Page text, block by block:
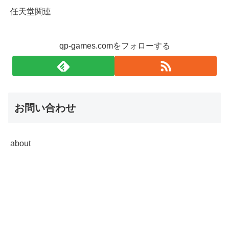
任天堂関連
qp-games.comをフォローする
お問い合わせ
about